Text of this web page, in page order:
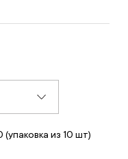
из 10 шт)